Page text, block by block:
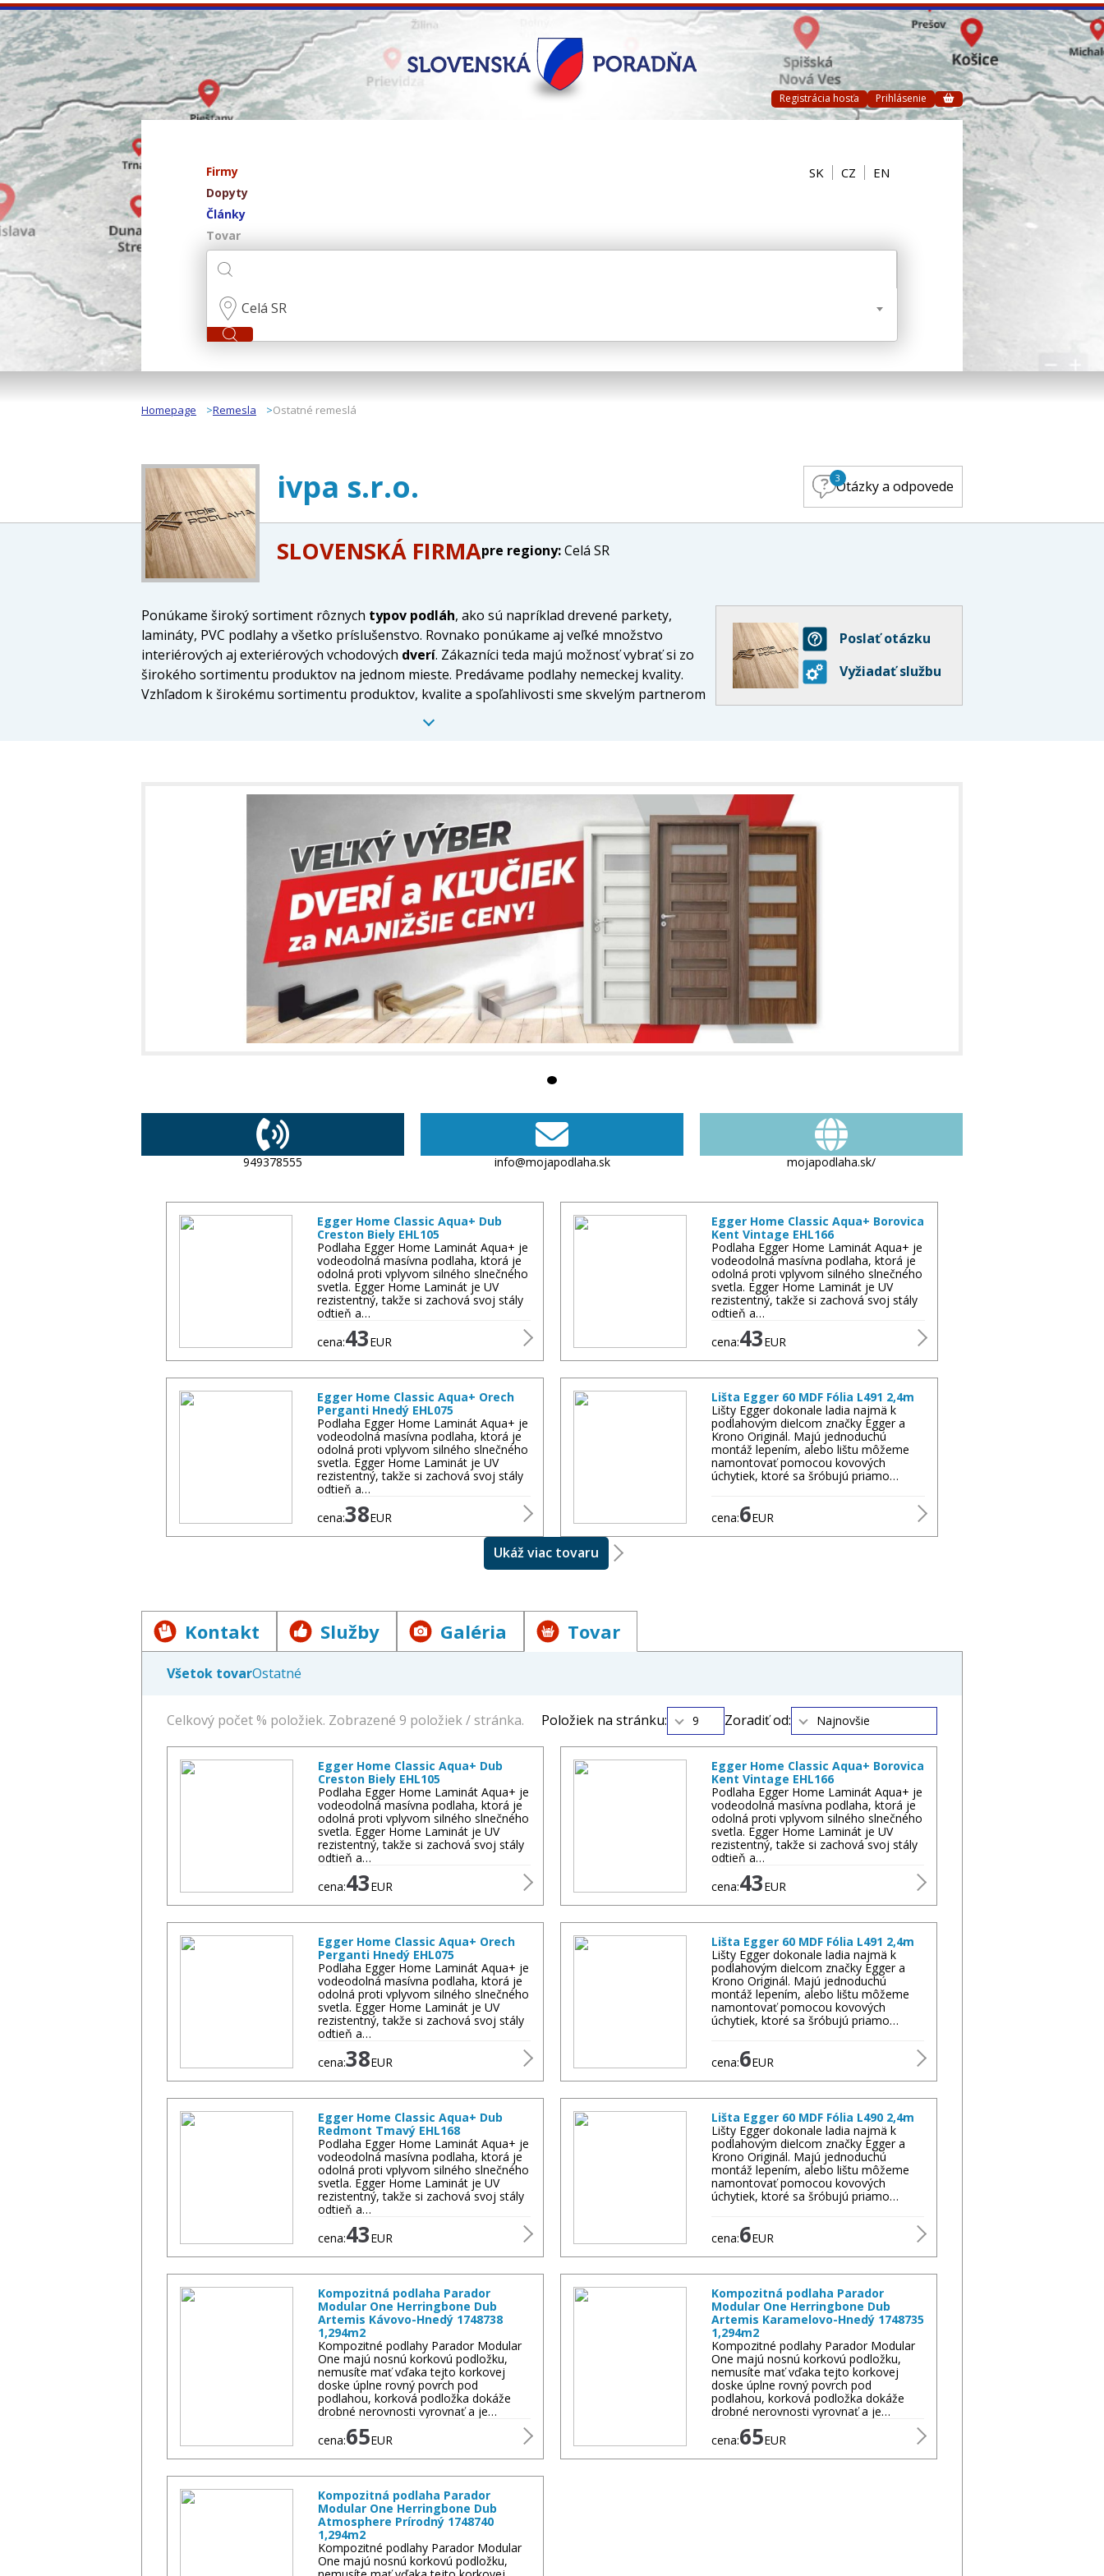
Registrácia hosťa Prihlásenie
Firmy
Dopyty
Články
Tovar
SK CZ EN
Celá SR
Homepage Remesla Ostatné remeslá
ivpa s.r.o. 3Otázky a odpovede
SLOVENSKÁ FIRMApre regiony:Celá SR
Ponúkame široký sortiment rôznych typov podláh, ako sú napríklad drevené parkety,
lamináty, PVC podlahy a všetko príslušenstvo. Rovnako ponúkame aj veľké množstvo
interiérových aj exteriérových vchodových dverí. Zákazníci teda majú možnosť vybrať si zo
širokého sortimentu produktov na jednom mieste. Predávame podlahy nemeckej kvality.
Vzhľadom k širokému sortimentu produktov, kvalite a spoľahlivosti sme skvelým partnerom
Poslať otázku
Vyžiadať službu
949378555 info@mojapodlaha.sk mojapodlaha.sk/
Egger Home Classic Aqua+ Dub
Creston Biely EHL105
Podlaha Egger Home Laminát Aqua+ je
vodeodolná masívna podlaha, ktorá je
odolná proti vplyvom silného slnečného
svetla. Egger Home Laminát je UV
rezistentný, takže si zachová svoj stály
odtieň a…
cena:43EUR
Egger Home Classic Aqua+ Borovica
Kent Vintage EHL166
Podlaha Egger Home Laminát Aqua+ je
vodeodolná masívna podlaha, ktorá je
odolná proti vplyvom silného slnečného
svetla. Egger Home Laminát je UV
rezistentný, takže si zachová svoj stály
odtieň a…
cena:43EUR
Egger Home Classic Aqua+ Orech
Perganti Hnedý EHL075
Podlaha Egger Home Laminát Aqua+ je
vodeodolná masívna podlaha, ktorá je
odolná proti vplyvom silného slnečného
svetla. Egger Home Laminát je UV
rezistentný, takže si zachová svoj stály
odtieň a…
cena:38EUR
Lišta Egger 60 MDF Fólia L491 2,4m
Lišty Egger dokonale ladia najmä k
podlahovým dielcom značky Egger a
Krono Originál. Majú jednoduchú
montáž lepením, alebo lištu môžeme
namontovať pomocou kovových
úchytiek, ktoré sa šróbujú priamo…
cena:6EUR
Ukáž viac tovaru
Kontakt Služby Galéria Tovar
Všetok tovarOstatné
Celkový počet % položiek. Zobrazené 9 položiek / stránka. Položiek na stránku: 9 Zoradiť od: Najnovšie
Egger Home Classic Aqua+ Dub
Creston Biely EHL105
Podlaha Egger Home Laminát Aqua+ je
vodeodolná masívna podlaha, ktorá je
odolná proti vplyvom silného slnečného
svetla. Egger Home Laminát je UV
rezistentný, takže si zachová svoj stály
odtieň a…
cena:43EUR
Egger Home Classic Aqua+ Borovica
Kent Vintage EHL166
Podlaha Egger Home Laminát Aqua+ je
vodeodolná masívna podlaha, ktorá je
odolná proti vplyvom silného slnečného
svetla. Egger Home Laminát je UV
rezistentný, takže si zachová svoj stály
odtieň a…
cena:43EUR
Egger Home Classic Aqua+ Orech
Perganti Hnedý EHL075
Podlaha Egger Home Laminát Aqua+ je
vodeodolná masívna podlaha, ktorá je
odolná proti vplyvom silného slnečného
svetla. Egger Home Laminát je UV
rezistentný, takže si zachová svoj stály
odtieň a…
cena:38EUR
Lišta Egger 60 MDF Fólia L491 2,4m
Lišty Egger dokonale ladia najmä k
podlahovým dielcom značky Egger a
Krono Originál. Majú jednoduchú
montáž lepením, alebo lištu môžeme
namontovať pomocou kovových
úchytiek, ktoré sa šróbujú priamo…
cena:6EUR
Egger Home Classic Aqua+ Dub
Redmont Tmavý EHL168
Podlaha Egger Home Laminát Aqua+ je
vodeodolná masívna podlaha, ktorá je
odolná proti vplyvom silného slnečného
svetla. Egger Home Laminát je UV
rezistentný, takže si zachová svoj stály
odtieň a…
cena:43EUR
Lišta Egger 60 MDF Fólia L490 2,4m
Lišty Egger dokonale ladia najmä k
podlahovým dielcom značky Egger a
Krono Originál. Majú jednoduchú
montáž lepením, alebo lištu môžeme
namontovať pomocou kovových
úchytiek, ktoré sa šróbujú priamo…
cena:6EUR
Kompozitná podlaha Parador
Modular One Herringbone Dub
Artemis Kávovo-Hnedý 1748738
1,294m2
Kompozitné podlahy Parador Modular
One majú nosnú korkovú podložku,
nemusíte mať vďaka tejto korkovej
doske úplne rovný povrch pod
podlahou, korková podložka dokáže
drobné nerovnosti vyrovnať a je…
cena:65EUR
Kompozitná podlaha Parador
Modular One Herringbone Dub
Artemis Karamelovo-Hnedý 1748735
1,294m2
Kompozitné podlahy Parador Modular
One majú nosnú korkovú podložku,
nemusíte mať vďaka tejto korkovej
doske úplne rovný povrch pod
podlahou, korková podložka dokáže
drobné nerovnosti vyrovnať a je…
cena:65EUR
Kompozitná podlaha Parador
Modular One Herringbone Dub
Atmosphere Prírodný 1748740
1,294m2
Kompozitné podlahy Parador Modular
One majú nosnú korkovú podložku,